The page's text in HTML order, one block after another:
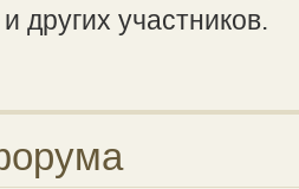
других участников.